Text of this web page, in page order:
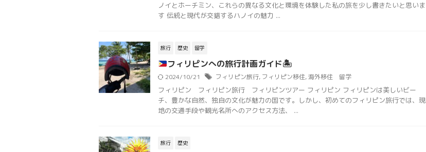
ノイとホーチミン、これらの異なる文化と環境を体験した私の旅を少し書きたいと思いま
す 伝統と現代が交錯するハノイの魅力 ...
旅行 歴史 留学
フィリピンへの旅行計画ガイド🏝
2024/10/21 フィリピン旅行, フィリピン移住,海外移住 留学
フィリピン フィリピン旅行 フィリピンツアー フィリピン フィリピンは美しいビー
チ、豊かな自然、独自の文化が魅力の国です。しかし、初めてのフィリピン旅行では、現
地の交通手段や観光名所へのアクセス方法、 ...
旅行 歴史